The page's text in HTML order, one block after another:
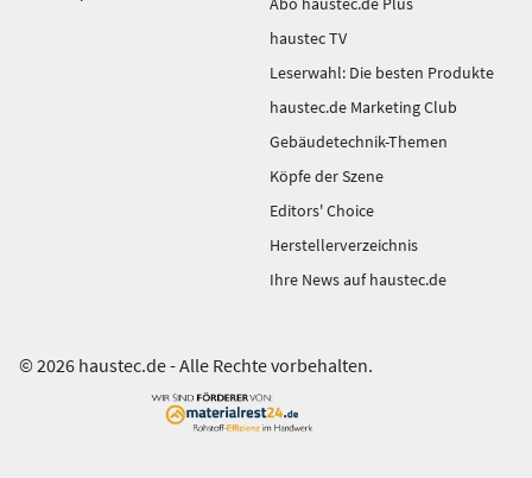
haustec TV
Leserwahl: Die besten Produkte
haustec.de Marketing Club
Gebäudetechnik-Themen
Köpfe der Szene
Editors' Choice
Herstellerverzeichnis
Ihre News auf haustec.de
© 2026 haustec.de - Alle Rechte vorbehalten.